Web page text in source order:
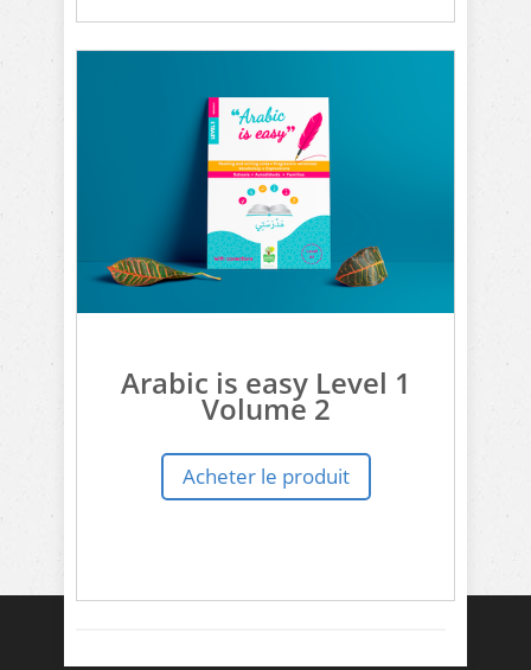
Arabic is easy Level 1
Volume 2
Acheter le produit